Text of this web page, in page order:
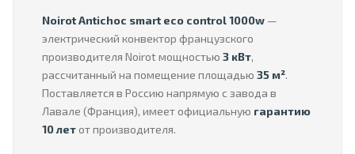
Noirot Antichoc smart eco control 1000w —
электрический конвектор французского
производителя Noirot мощностью 3 кВт,
рассчитанный на помещение площадью 35 м².
Поставляется в Россию напрямую с завода в
Лавале (Франция), имеет официальную гарантию
10 летот производителя.